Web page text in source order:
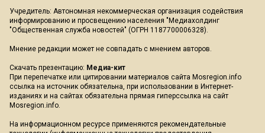
Учредитель: Автономная некоммерческая организация содействия
информированию и просвещению населения "Медиахолдинг
"Общественная служба новостей" (ОГРН 1187700006328).
Мнение редакции может не совпадать с мнением авторов.
Скачать презентацию: Медиа-кит
При перепечатке или цитировании материалов сайта Mosregion.info
ссылка на источник обязательна, при использовании в Интернет-
изданиях и на сайтах обязательна прямая гиперссылка на сайт
Mosregion.info.
На информационном ресурсе применяются рекомендательные